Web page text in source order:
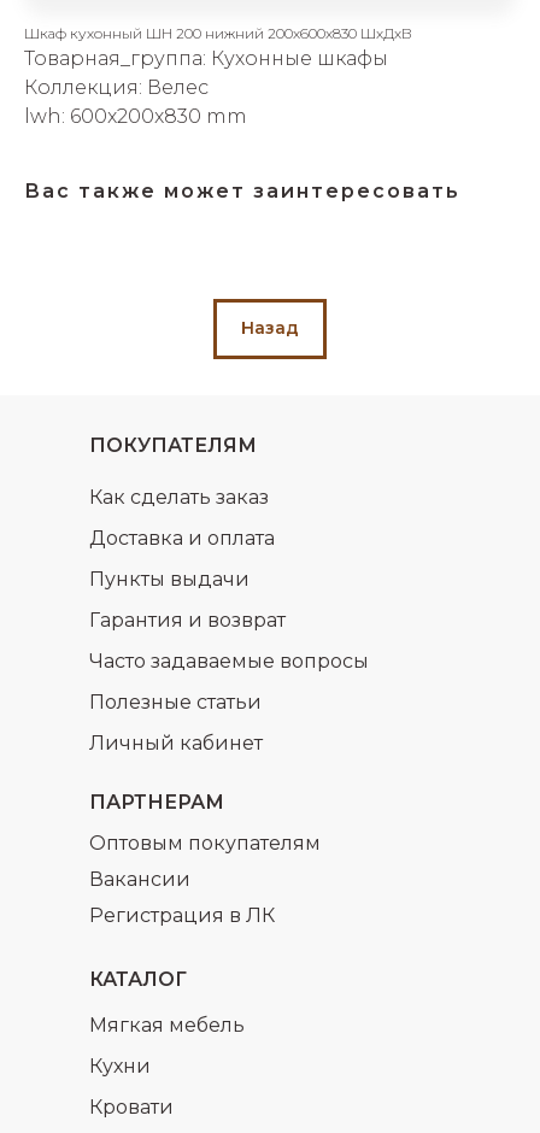
об оплате Плайтом
Шкаф кухонный ШН 200 нижний 200х600х830 ШхДхВ
Товарная_группа: Кухонные шкафы
Коллекция: Велес
lwh: 600x200x830 mm
Вас также может заинтересовать
Назад
ПАРТНЕРАМ
Регистрация в ЛК
Оптовым покупателям
Вакансии
КАТАЛОГ
Кухни
Мягкая мебель
Кровати
ПОКУПАТЕЛЯМ
Доставка и оплата
Часто задаваемые вопросы
Гарантия и возврат
Полезные статьи
Пункты выдачи
Как сделать заказ
Личный кабинет